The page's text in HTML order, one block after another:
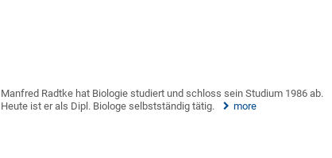
Manfred Radtke hat Biologie studiert und schloss sein Studium 1986 ab.
Heute ist er als Dipl. Biologe selbstständig tätig.
more